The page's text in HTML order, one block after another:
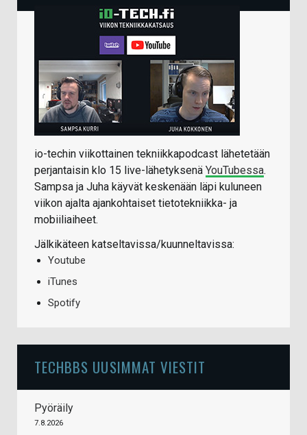
io-techin viikottainen tekniikkapodcast lähetetään
perjantaisin klo 15 live-lähetyksenä YouTubessa.
Sampsa ja Juha käyvät keskenään läpi kuluneen
viikon ajalta ajankohtaiset tietotekniikka- ja
mobiiliaiheet.
Jälkikäteen katseltavissa/kuunneltavissa:
Youtube
iTunes
Spotify
TECHBBS UUSIMMAT VIESTIT
Pyöräily
7.8.2026